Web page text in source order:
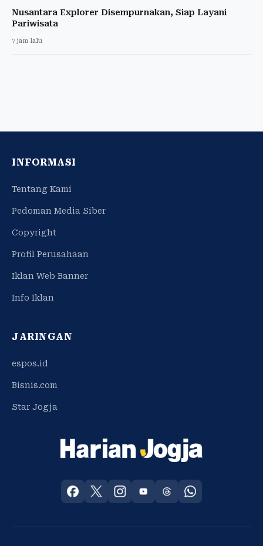
Nusantara Explorer Disempurnakan, Siap Layani
Pariwisata
7 jam lalu
INFORMASI
Tentang Kami
Pedoman Media Siber
Copyright
Profil Perusahaan
Iklan Web Banner
Info Iklan
JARINGAN
espos.id
Bisnis.com
Star Jogja